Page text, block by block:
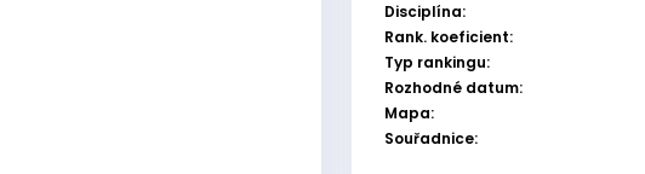
Disciplína:
Rank. koeficient:
Typ rankingu:
Rozhodné datum:
Mapa:
Souřadnice: